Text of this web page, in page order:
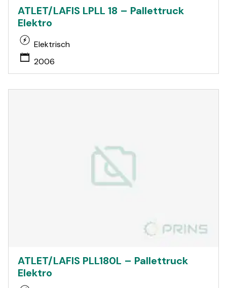
ATLET/LAFIS LPLL 18 – Pallettruck
Elektro
Elektrisch
2006
ATLET/LAFIS PLL180L – Pallettruck
Elektro